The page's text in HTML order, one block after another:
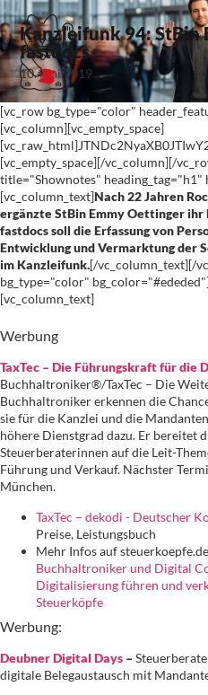
Kanzleifunk 94: StBin
fastdocs
10. Mai 2019
[vc_row bg_type="color"
[vc_column][vc_empty_space]
[vc_empty_space][/vc_column][/
title="Shownotes"
[vc_column_text]Nach 22 Jahren
ergänzte StBin Emmy Oettinger
fastdocs soll die Erfassung von
Entwicklung und Vermarktung der
im Kanzleifunk.[/vc_column_text][/
bg_type="color"
[vc_column_text]
Werbung
TaxTec – Die Führungskraft für die
Buchhaltroniker®/TaxTec – Die
Buchhaltroniker erkennen die
sie für die Kanzlei und die
höhere Dienstgrad dazu. Er bereitet
Steuerberaterinnen auf die Leit-
Führung und Verkauf. Nächster
München.
TaxTec – dekodi - Deutscher
Preise, Leistungsbuch
Mehr Infos auf
Buchhaltroniker und Digital
Digitalisierung führen und
Steuerköpfe
Werbung:
Deubner Digital Days –
digitale Belegaustausch mit